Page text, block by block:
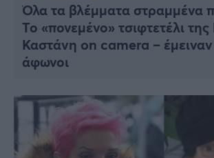
Όλα τα βλέμματα στραμμένα
Το «πονεμένο» τσιφτετέλι
Καστάνη on camera – έμειναν
άφωνοι